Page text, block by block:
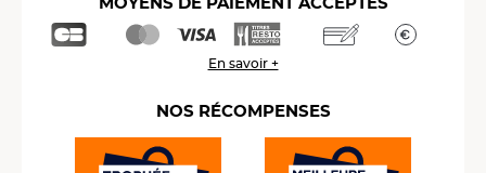
En savoir +
NOS RÉCOMPENSES